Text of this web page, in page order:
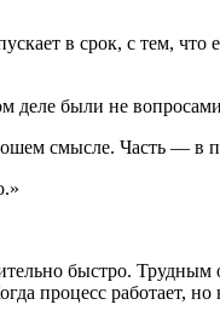
в срок, с тем,
были не
смысле. Часть — в
быстро. Трудным
процесс работает, но